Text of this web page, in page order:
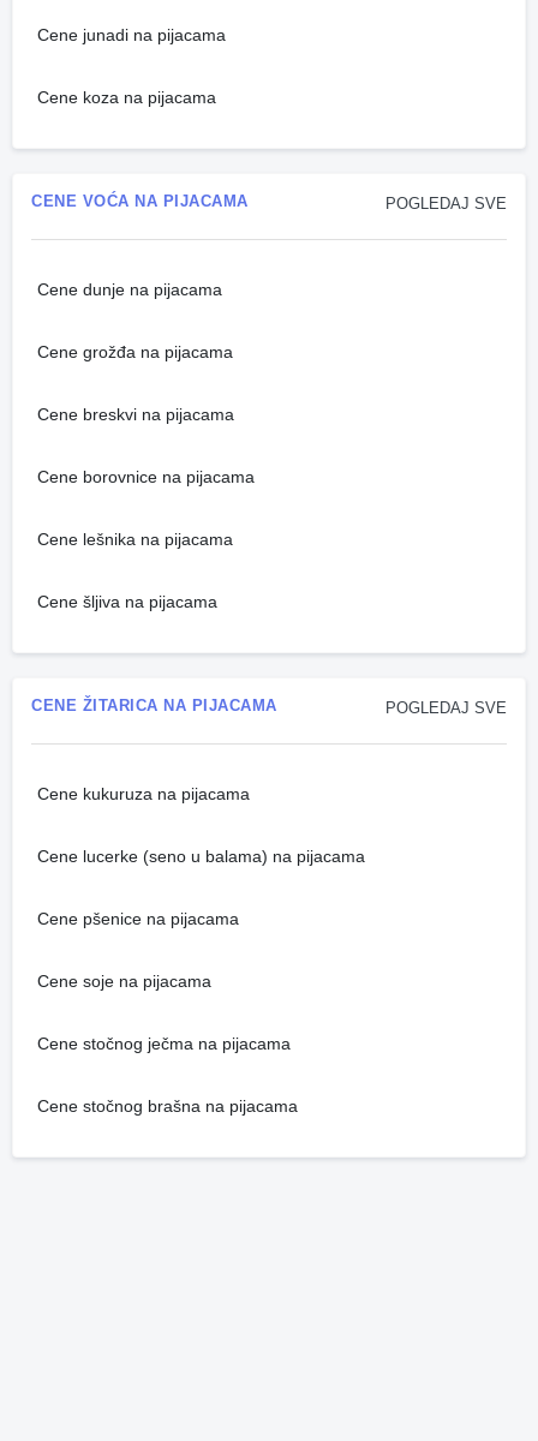
Cene junadi na pijacama
Cene koza na pijacama
POGLEDAJ SVE
CENE VOĆA NA PIJACAMA
Cene dunje na pijacama
Cene grožđa na pijacama
Cene breskvi na pijacama
Cene borovnice na pijacama
Cene lešnika na pijacama
Cene šljiva na pijacama
POGLEDAJ SVE
CENE ŽITARICA NA PIJACAMA
Cene kukuruza na pijacama
Cene lucerke (seno u balama) na pijacama
Cene pšenice na pijacama
Cene soje na pijacama
Cene stočnog ječma na pijacama
Cene stočnog brašna na pijacama